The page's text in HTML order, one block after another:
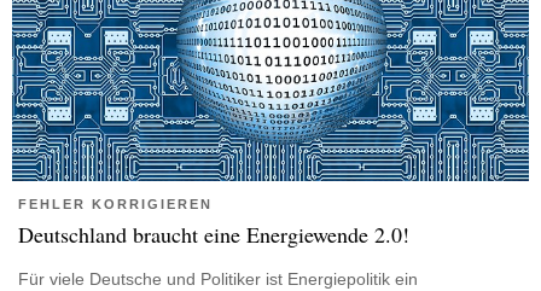
FEHLER KORRIGIEREN
Deutschland braucht eine Energiewende 2.0!
Für viele Deutsche und Politiker ist Energiepolitik ein